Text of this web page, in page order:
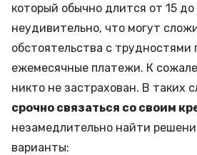
который обычно длится от 15 до
неудивительно, что могут
обстоятельства с трудностями
ежемесячные платежи. К
никто не застрахован. В таких
срочно связаться со своим
незамедлительно найти
варианты: